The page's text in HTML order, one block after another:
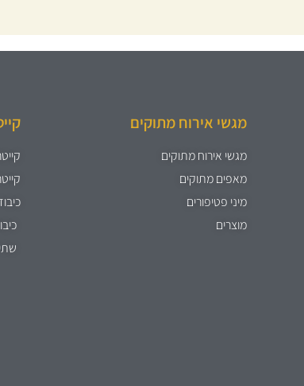
מגשי אירוח מתוקים
מגשי אירוח מתוקים
מאפים מתוקים
מיני פטיפורים
מוצרים